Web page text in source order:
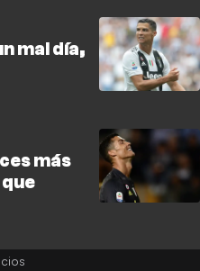
mal día,
más